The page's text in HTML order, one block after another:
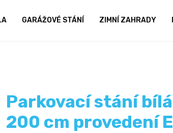
GARÁŽOVÉ STÁNÍ ZIMNÍ ZAHRADY
Parkovací stání
200 cm provedení